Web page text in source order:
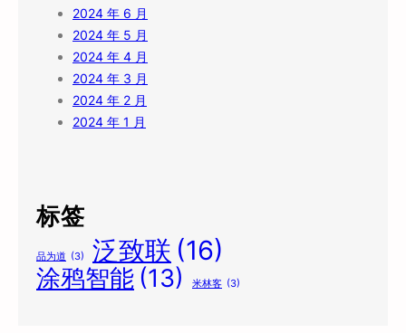
2024 年 6 月
2024 年 5 月
2024 年 4 月
2024 年 3 月
2024 年 2 月
2024 年 1 月
标签
品为道 (3) 泛致联 (16)
涂鸦智能 (13) 米林客 (3)